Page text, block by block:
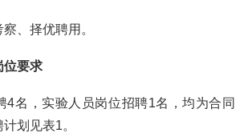
、择优聘用。
位要求
4名，实验人员岗位招聘1名，均为合同
划见表1。